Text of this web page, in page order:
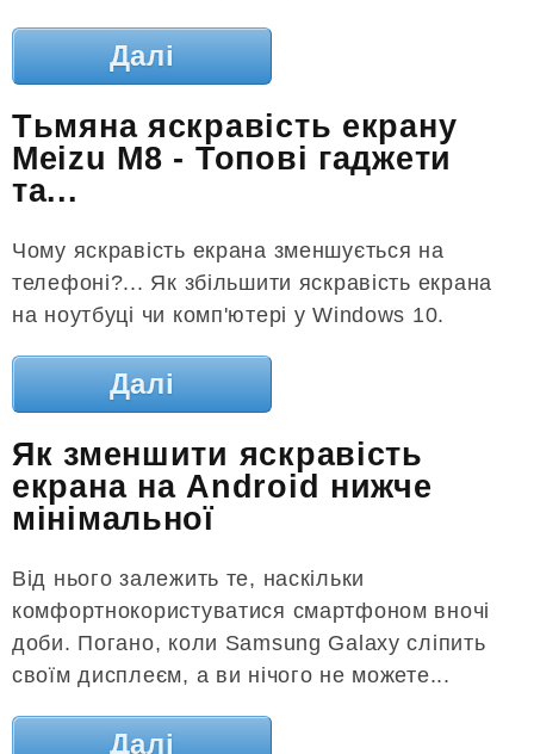
Далі
Тьмяна яскравість екрану
Meizu M8 - Топові гаджети
та...
Чому яскравість екрана зменшується на
телефоні?... Як збільшити яскравість екрана
на ноутбуці чи комп'ютері у Windows 10.
Далі
Як зменшити яскравість
екрана на Android нижче
мінімальної
Від нього залежить те, наскільки
комфортнокористуватися смартфоном вночі
доби. Погано, коли Samsung Galaxy сліпить
своїм дисплеєм, а ви нічого не можете...
Далі